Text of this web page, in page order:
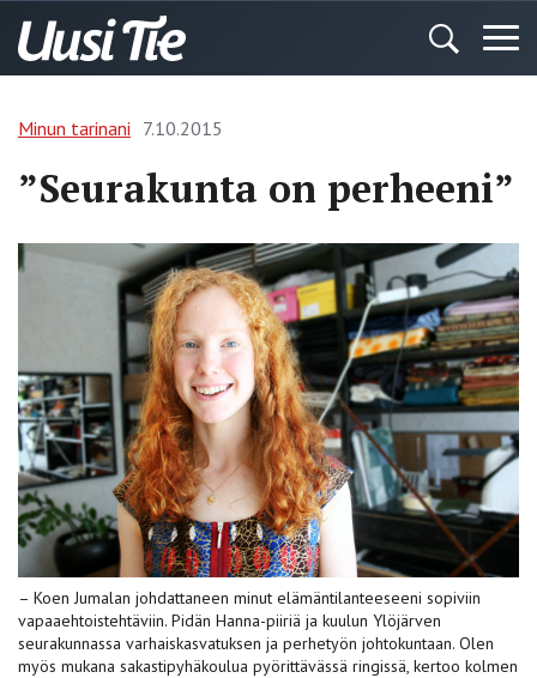
Minun tarinani 7.10.2015
”Seurakunta on perheeni”
– Koen Jumalan johdattaneen minut elämäntilanteeseeni sopiviin
vapaaehtoistehtäviin. Pidän Hanna-piiriä ja kuulun Ylöjärven
seurakunnassa varhaiskasvatuksen ja perhetyön johtokuntaan. Olen
myös mukana sakastipyhäkoulua pyörittävässä ringissä, kertoo kolmen